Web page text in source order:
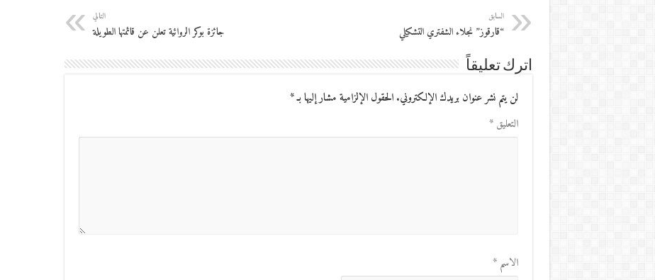
السابق
“قارقوز” نجلاء الشفتري التشكيلي
التالي
جائزة بوكر الروائية تعلن عن قائمتها الطويلة
اترك تعليقاً
لن يتم نشر عنوان بريدك الإلكتروني. الحقول الإلزامية مشار إليها بـ*
التعليق*
الاسم*